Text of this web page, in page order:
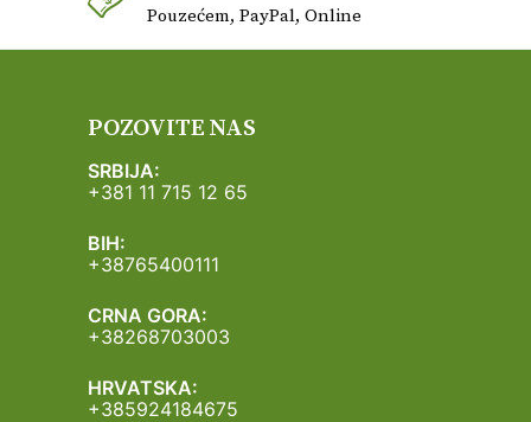
Pouzećem, PayPal, Online
POZOVITE NAS
SRBIJA:
+381 11 715 12 65
BIH:
+38765400111
CRNA GORA:
+38268703003
HRVATSKA:
+385924184675